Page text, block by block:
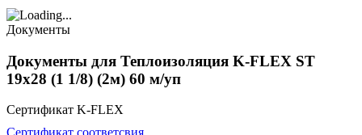
Документы
Документы для Теплоизоляция K-FLEX ST
19х28 (1 1/8) (2м) 60 м/уп
Сертификат K-FLEX